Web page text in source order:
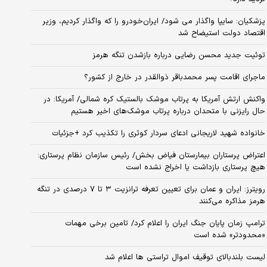
پزشکیان: سایپا واگذار می شود/ ایران‌خودرو را که واگذار کردیم، وزیر
اقتصاد دولت استیضاح شد
توئیت جدید محسن رضایی درباره بازشدن تنگه هرمز
ماجرای اقامت پسر محمدباقر ذوالقدر در خارج از کشور؟
واکنش ارتش آمریکا به پرتاب موشک بالستیک کره شمالی/ آمریکا: در
حال رایزنی با متحدان درباره پرتاب موشک‌های اخیر هستیم
خانواده شهید لاریجانی ادعای سردار کوثری را تکذیب کرد +جزئیات
اعتراض پرستاران بیمارستان فیاض بخش/ رئیس سازمان نظام پرستاری:
هیچ پرستاری بازداشت یا اخراج نشده است
رویترز: ایران و عمان برای تعیین تعرفه ترانزیت ۳ تا ۷ درصدی در تنگه
هرمز مذاکره می‌کنند
ترامپ زمان پایان جنگ ایران را اعلام کرد/ تامین برخی مهمات
«محدودتر» شده است
لیست بلندبالای توقیف اموال تراستی ها اعلام شد